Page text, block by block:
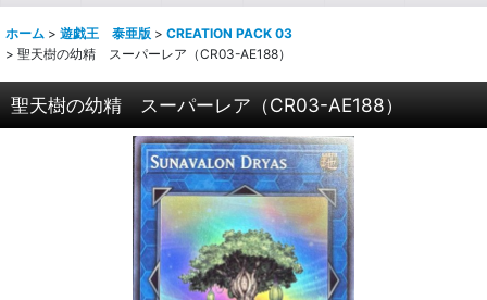
ホーム > 遊戯王 泰亜版 > CREATION PACK 03
> 聖天樹の幼精 スーパーレア（CR03-AE188）
聖天樹の幼精 スーパーレア（CR03-AE188）